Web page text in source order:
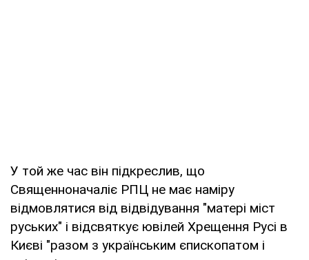
У той же час він підкреслив, що
Священноначаліє РПЦ не має наміру
відмовлятися від відвідування "матері міст
руських" і відсвяткує ювілей Хрещення Русі в
Києві "разом з українським єпископатом і